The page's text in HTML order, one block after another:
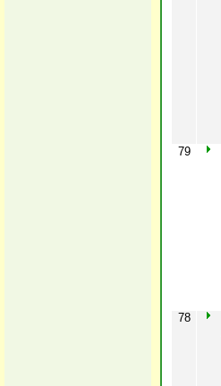
79
78